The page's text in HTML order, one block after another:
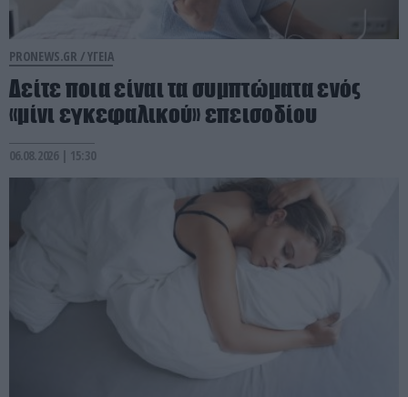
PRONEWS.GR /ΥΓΕΙΑ
Δείτε ποια είναι τα συμπτώματα ενός
«μίνι εγκεφαλικού» επεισοδίου
06.08.2026 | 15:30